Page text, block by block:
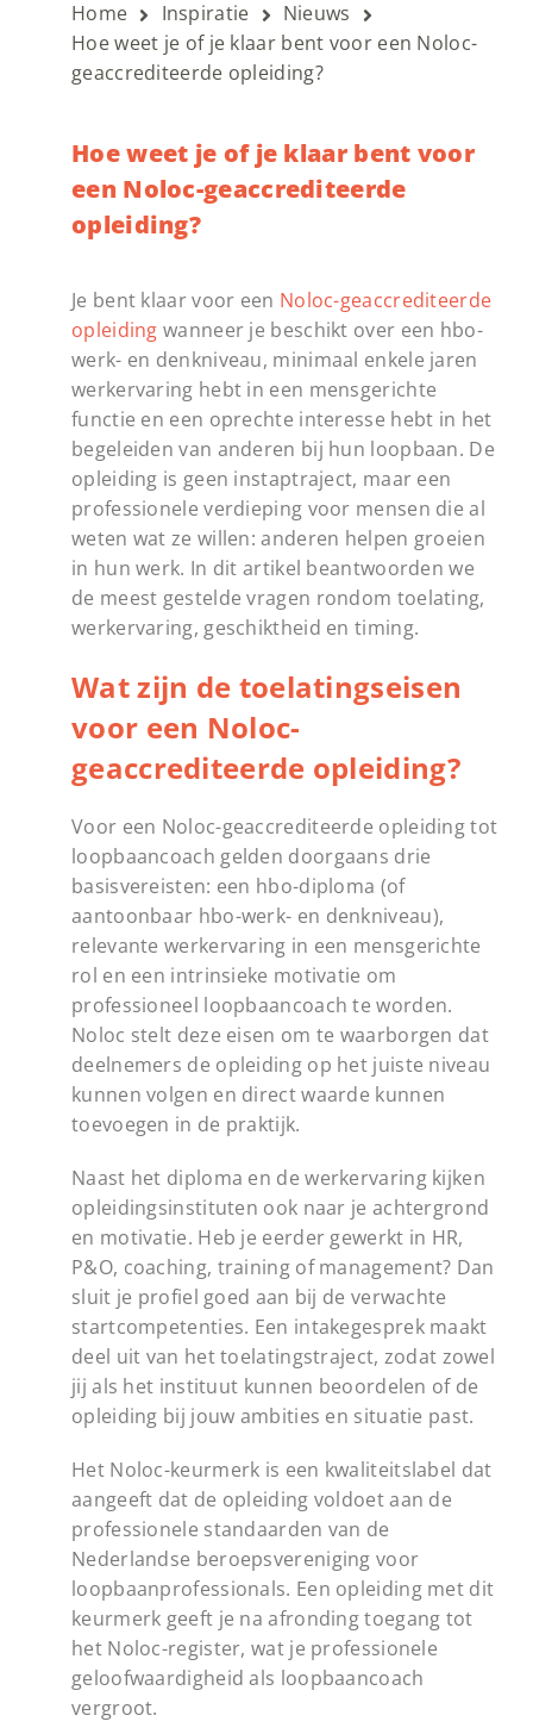
Home Inspiratie
Nieuws
Hoe weet je of je klaar bent voor een Noloc-
geaccrediteerde opleiding?
Hoe weet je of je klaar bent voor
een Noloc-geaccrediteerde
opleiding?
Je bent klaar voor een Noloc-geaccrediteerde
opleiding wanneer je beschikt over een hbo-
werk- en denkniveau, minimaal enkele jaren
werkervaring hebt in een mensgerichte
functie en een oprechte interesse hebt in het
begeleiden van anderen bij hun loopbaan. De
opleiding is geen instaptraject, maar een
professionele verdieping voor mensen die al
weten wat ze willen: anderen helpen groeien
in hun werk. In dit artikel beantwoorden we
de meest gestelde vragen rondom toelating,
werkervaring, geschiktheid en timing.
Wat zijn de toelatingseisen
voor een Noloc-
geaccrediteerde opleiding?
Voor een Noloc-geaccrediteerde opleiding tot
loopbaancoach gelden doorgaans drie
basisvereisten: een hbo-diploma (of
aantoonbaar hbo-werk- en denkniveau),
relevante werkervaring in een mensgerichte
rol en een intrinsieke motivatie om
professioneel loopbaancoach te worden.
Noloc stelt deze eisen om te waarborgen dat
deelnemers de opleiding op het juiste niveau
kunnen volgen en direct waarde kunnen
toevoegen in de praktijk.
Naast het diploma en de werkervaring kijken
opleidingsinstituten ook naar je achtergrond
en motivatie. Heb je eerder gewerkt in HR,
P&O, coaching, training of management? Dan
sluit je profiel goed aan bij de verwachte
startcompetenties. Een intakegesprek maakt
deel uit van het toelatingstraject, zodat zowel
jij als het instituut kunnen beoordelen of de
opleiding bij jouw ambities en situatie past.
Het Noloc-keurmerk is een kwaliteitslabel dat
aangeeft dat de opleiding voldoet aan de
professionele standaarden van de
Nederlandse beroepsvereniging voor
loopbaanprofessionals. Een opleiding met dit
keurmerk geeft je na afronding toegang tot
het Noloc-register, wat je professionele
geloofwaardigheid als loopbaancoach
vergroot.